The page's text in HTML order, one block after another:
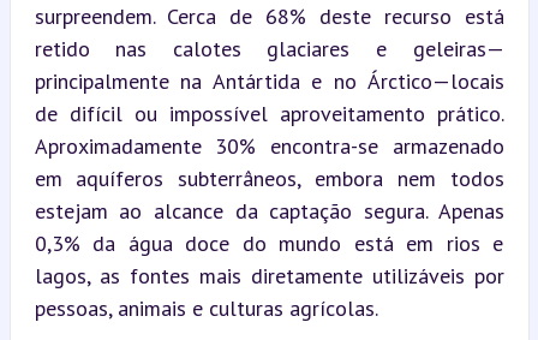
surpreendem. Cerca de 68% deste recurso está
retido nas calotes glaciares e geleiras—
principalmente na Antártida e no Árctico—locais
de difícil ou impossível aproveitamento prático.
Aproximadamente 30% encontra-se armazenado
em aquíferos subterrâneos, embora nem todos
estejam ao alcance da captação segura. Apenas
0,3% da água doce do mundo está em rios e
lagos, as fontes mais diretamente utilizáveis por
pessoas, animais e culturas agrícolas.